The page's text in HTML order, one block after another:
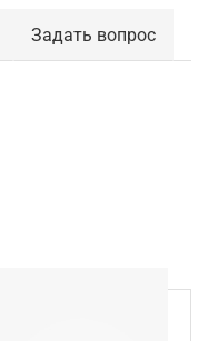
Задать вопрос